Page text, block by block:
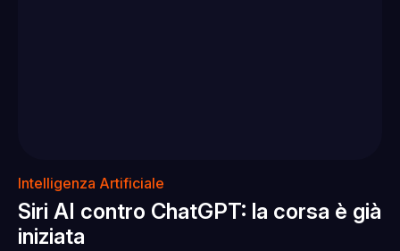
Intelligenza Artificiale
Siri AI contro ChatGPT: la corsa è già
iniziata